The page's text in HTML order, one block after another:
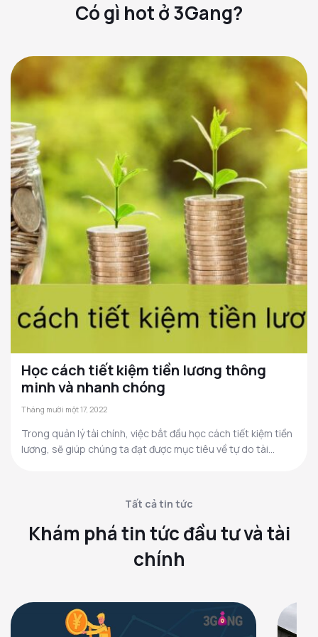
Có gì hot ở 3Gang?
Học cách tiết kiệm tiền lương thông
minh và nhanh chóng
Tháng mười một 17, 2022
Trong quản lý tài chính, việc bắt đầu học cách tiết kiệm tiền
lương, sẽ giúp chúng ta đạt được mục tiêu về tự do tài...
Tất cả tin tức
Khám phá tin tức đầu tư và tài
chính